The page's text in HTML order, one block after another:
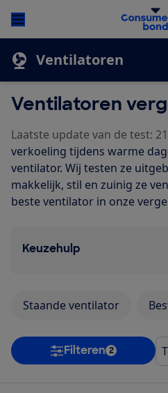
Ventilatoren
Ventilatoren
Laatste update van de test:
verkoeling tijdens warme
ventilator. Wij testen ze
makkelijk, stil en zuinig ze
beste ventilator in onze
Keuzehulp
Staande ventilator
Filteren 2